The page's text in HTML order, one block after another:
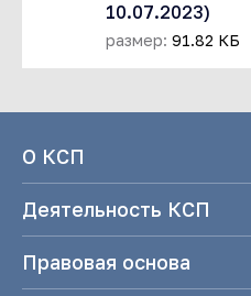
10.07.2023)
размер: 91.82 КБ
О КСП
Деятельность КСП
Правовая основа